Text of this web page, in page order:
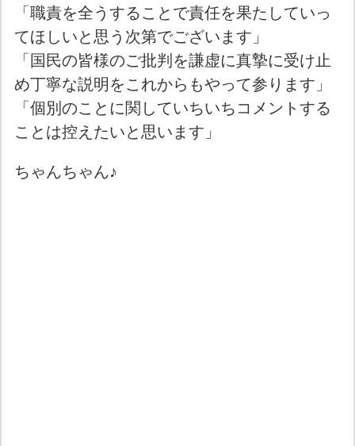
「職責を全うすることで責任を果たしていっ
てほしいと思う次第でございます」
「国民の皆様のご批判を謙虚に真摯に受け止
め丁寧な説明をこれからもやって参ります」
「個別のことに関していちいちコメントする
ことは控えたいと思います」
ちゃんちゃん♪